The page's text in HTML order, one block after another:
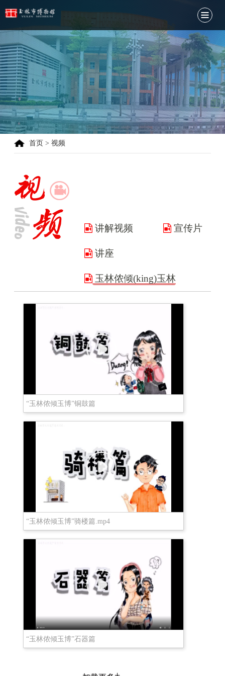
首页 > 视频
讲解视频 宣传片
讲座
玉林侬倾(king)玉林
“玉林侬倾玉博”铜鼓篇
“玉林侬倾玉博”骑楼篇.mp4
“玉林侬倾玉博”石器篇